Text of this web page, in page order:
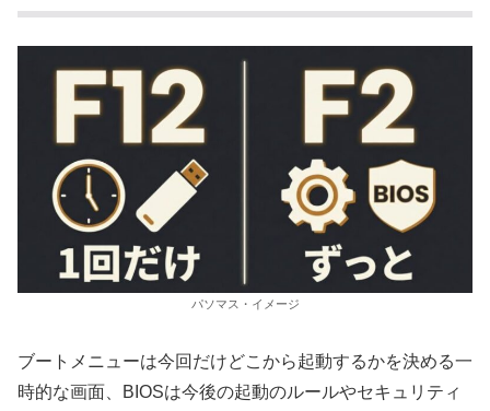
パソマス・イメージ
ブートメニューは今回だけどこから起動するかを決める一
時的な画面、BIOSは今後の起動のルールやセキュリティ